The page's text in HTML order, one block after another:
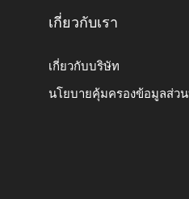
เกี่ยวกับเรา
เกี่ยวกับบริษัท
นโยบายคุ้มครองข้อมูลส่ว